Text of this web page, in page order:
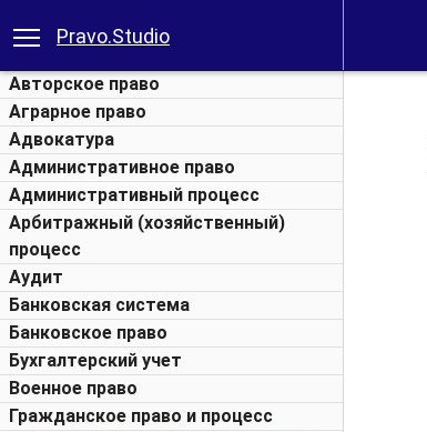
Pravo.Studio
Авторское право
Аграрное право
Адвокатура
Административное право
Административный процесс
Арбитражный (хозяйственный)
процесс
Аудит
Банковская система
Банковское право
Бухгалтерский учет
Военное право
Гражданское право и процесс